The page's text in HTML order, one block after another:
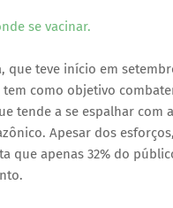
se vacinar.
que teve início em
como objetivo
tende a se espalhar com
Apesar dos
que apenas 32% do